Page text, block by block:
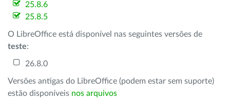
25.8.6
25.8.5
O LibreOffice está disponível nas seguintes versões de
teste:
26.8.0
Versões antigas do LibreOffice (podem estar sem suporte)
estão disponíveis nos arquivos